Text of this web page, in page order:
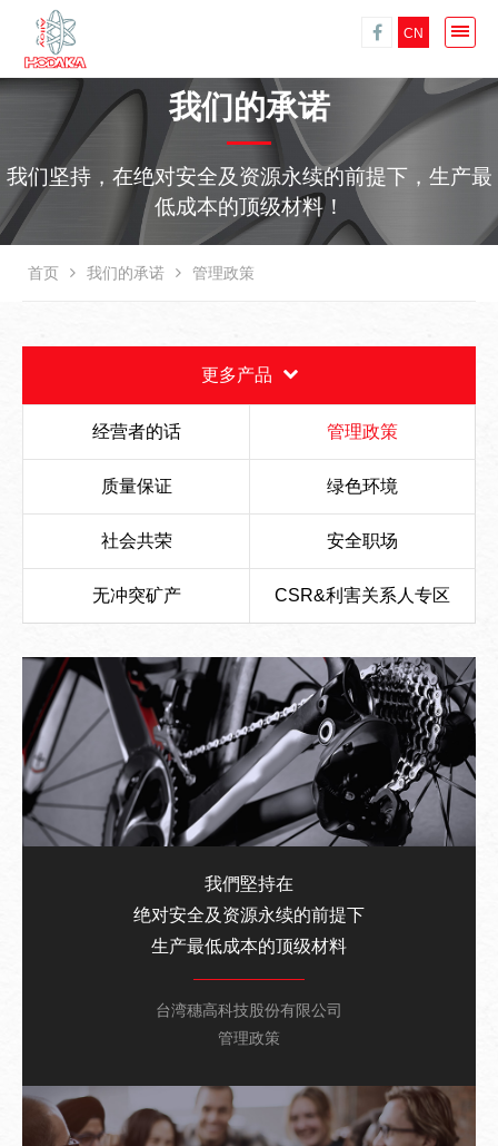
CN
我们的承诺
我们坚持，在绝对安全及资源永续的前提下，生产最
低成本的顶级材料！
首页 我们的承诺 管理政策
更多产品
经营者的话 管理政策
质量保证 绿色环境
社会共荣 安全职场
无冲突矿产 CSR&利害关系人专区
我們堅持在
绝对安全及资源永续的前提下
生产最低成本的顶级材料
台湾穗高科技股份有限公司
管理政策